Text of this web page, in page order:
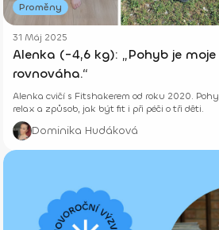
Proměny
31 Máj 2025
Alenka (-4,6 kg): „Pohyb je
rovnováha.“
Alenka cvičí s Fitshakerem od roku 2020.
relax a způsob, jak být fit i při péči o tři děti.
Dominika Hudáková